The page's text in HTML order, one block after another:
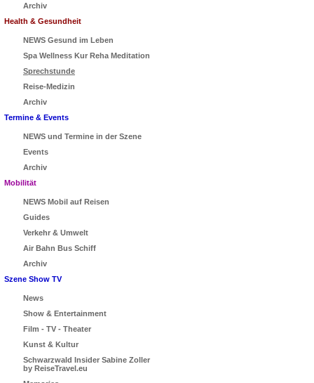
Archiv
Health & Gesundheit
NEWS Gesund im Leben
Spa Wellness Kur Reha Meditation
Sprechstunde
Reise-Medizin
Archiv
Termine & Events
NEWS und Termine in der Szene
Events
Archiv
Mobilität
NEWS Mobil auf Reisen
Guides
Verkehr & Umwelt
Air Bahn Bus Schiff
Archiv
Szene Show TV
News
Show & Entertainment
Film - TV - Theater
Kunst & Kultur
Schwarzwald Insider Sabine Zoller
by ReiseTravel.eu